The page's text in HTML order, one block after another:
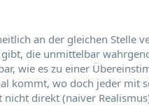
an der gleichen Stelle
die unmittelbar
wie es zu einer
kommt, wo doch jeder mit
direkt (naiver